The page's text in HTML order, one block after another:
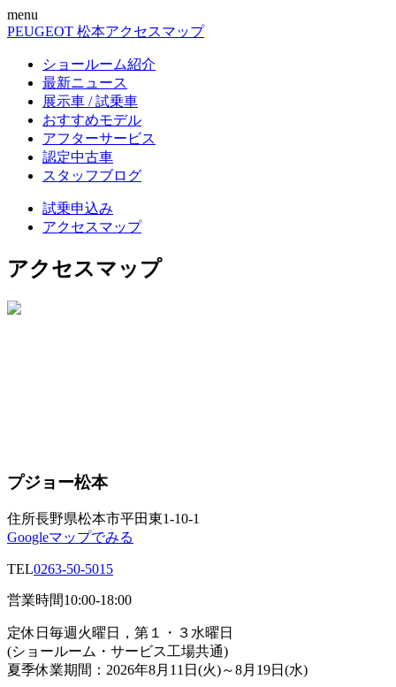
menu
PEUGEOT 松本アクセスマップ
ショールーム紹介
最新ニュース
展示車 / 試乗車
おすすめモデル
アフターサービス
認定中古車
スタッフブログ
試乗申込み
アクセスマップ
アクセスマップ
プジョー松本
住所長野県松本市平田東1-10-1
Googleマップでみる
TEL0263-50-5015
営業時間10:00-18:00
定休日 毎週火曜日，第１・３水曜日
(ショールーム・サービス工場共通)
夏季休業期間：2026年8月11日(火)～8月19日(水)